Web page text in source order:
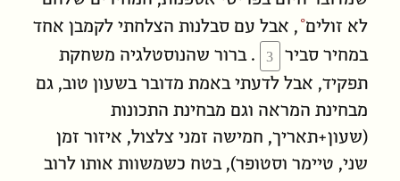
לא זולים , אבל עם סבלנות הצלחתי לקמבן אחד
במחיר סביר
. ברור שהנוסטלגיה משחקת
תפקיד, אבל לדעתי באמת מדובר בשעון טוב, גם
מבחינת המראה וגם מבחינת התכונות
(שעון+תאריך, חמישה זמני צלצול, איזור זמן
שני, טיימר וסטופר), בטח כשמשוותאותו לרוב